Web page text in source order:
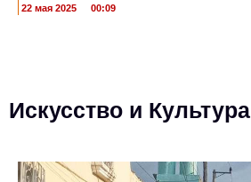
22 мая 2025 00:09
Искусство и Культура